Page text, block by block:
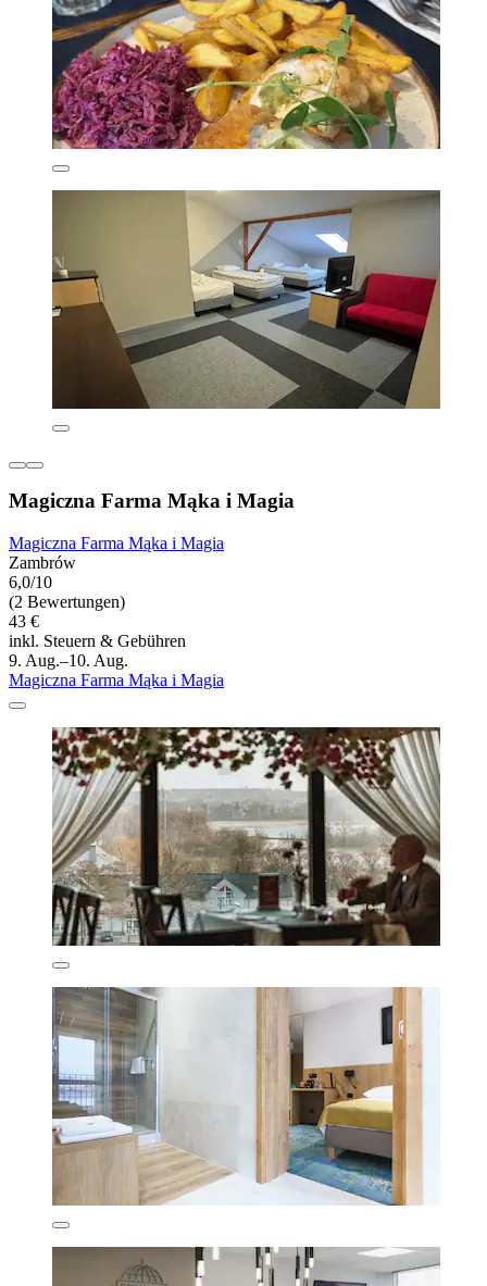
Magiczna Farma Mąka i Magia
Magiczna Farma Mąka i Magia
Zambrów
6,0/10
(2 Bewertungen)
43 €
inkl. Steuern & Gebühren
9. Aug.–10. Aug.
Magiczna Farma Mąka i Magia